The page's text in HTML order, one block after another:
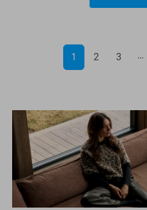
1 2 3